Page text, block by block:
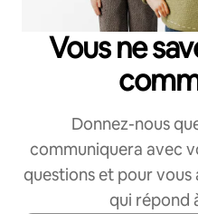
Vous ne
Donnez-nous
communiquera avec
questions et pour
qui répond